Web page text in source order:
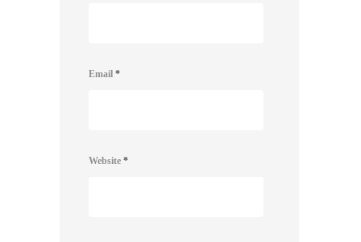
Email *
Website *